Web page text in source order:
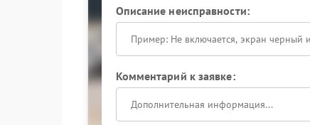
Описание неисправности:
Комментарий к заявке: